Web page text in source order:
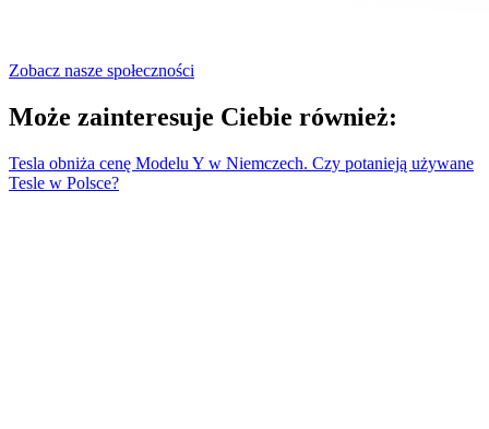
Zobacz nasze społeczności
Może zainteresuje Ciebie również:
Tesla obniża cenę Modelu Y w Niemczech. Czy potanieją używane
Tesle w Polsce?